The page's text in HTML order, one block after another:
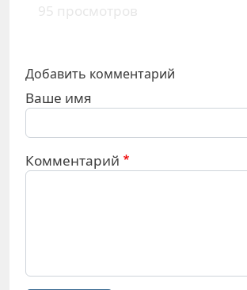
95 просмотров
Добавить комментарий
Ваше имя
Комментарий